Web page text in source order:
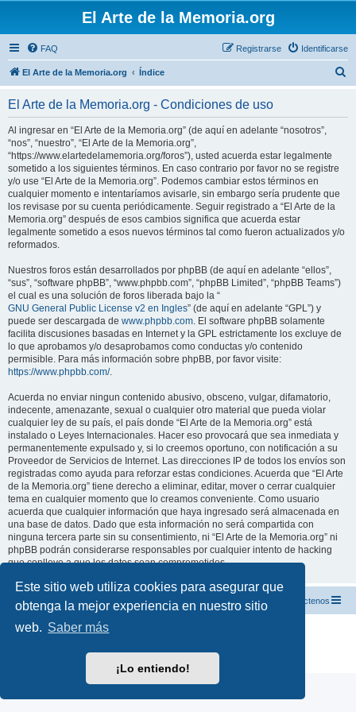
Este sitio web utiliza cookies para asegurar que
obtenga la mejor experiencia en nuestro sitio
web. Saber más
¡Lo entiendo!
El Arte de la Memoria.org
FAQ Identificarse
Registrarse
El Arte de la Memoria.org Índice
El Arte de la Memoria.org - Condiciones de uso
Al ingresar en “El Arte de la Memoria.org” (de aquí en adelante “nosotros”,
“nos”, “nuestro”, “El Arte de la Memoria.org”,
“https://www.elartedelamemoria.org/foros”), usted acuerda estar legalmente
sometido a los siguientes términos. En caso contrario por favor no se registre
y/o use “El Arte de la Memoria.org”. Podemos cambiar estos términos en
cualquier momento e intentaríamos avisarle, sin embargo sería prudente que
los revisase por su cuenta periódicamente. Seguir registrado a “El Arte de la
Memoria.org” después de esos cambios significa que acuerda estar
legalmente sometido a esos nuevos términos tal como fueron actualizados y/o
reformados.
Nuestros foros están desarrollados por phpBB (de aquí en adelante “ellos”,
“sus”, “software phpBB”, “www.phpbb.com”, “phpBB Limited”, “phpBB Teams”)
el cual es una solución de foros liberada bajo la “
GNU General Public License v2 en Ingles” (de aquí en adelante “GPL”) y
puede ser descargada de www.phpbb.com. El software phpBB solamente
facilita discusiones basadas en Internet y la GPL estrictamente los excluye de
lo que aprobamos y/o desaprobamos como conductas y/o contenido
permisible. Para más información sobre phpBB, por favor visite:
https://www.phpbb.com/.
Acuerda no enviar ningun contenido abusivo, obsceno, vulgar, difamatorio,
indecente, amenazante, sexual o cualquier otro material que pueda violar
cualquier ley de su país, el país donde “El Arte de la Memoria.org” está
instalado o Leyes Internacionales. Hacer eso provocará que sea inmediata y
permanentemente expulsado y, si lo creemos oportuno, con notificación a su
Proveedor de Servicios de Internet. Las direcciones IP de todos los envíos son
registradas como ayuda para reforzar estas condiciones. Acuerda que “El Arte
de la Memoria.org” tiene derecho a eliminar, editar, mover o cerrar cualquier
tema en cualquier momento que lo creamos conveniente. Como usuario
acuerda que cualquier información que haya ingresado será almacenada en
una base de datos. Dado que esta información no será compartida con
ninguna tercera parte sin su consentimiento, ni “El Arte de la Memoria.org” ni
phpBB podrán considerarse responsables por cualquier intento de hacking
que conlleve a que los datos sean comprometidos.
El Arte de la Memoria.org Índice Contáctenos
Desarrollado por
Condiciones